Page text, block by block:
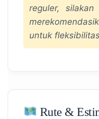
reguler,
untuk
Rute &